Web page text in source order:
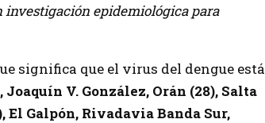
investigación epidemiológica para
significa que el virus del dengue está
Joaquín V. González, Orán (28), Salta
El Galpón, Rivadavia Banda Sur,